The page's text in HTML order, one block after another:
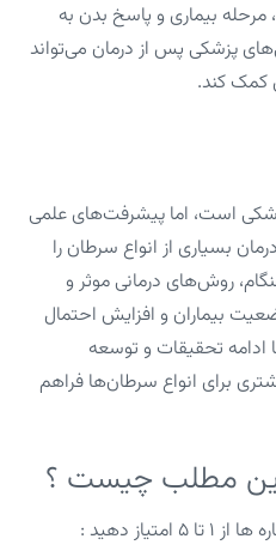
بیماری و پاسخ بدن به
پزشکی پس از درمان می‌تواند
کمک کند.
است، اما پیشرفت‌های علمی
بسیاری از انواع سرطان را
روش‌های درمانی موثر و
بیماران و افزایش احتمال
تحقیقات و توسعه
برای انواع سرطان‌ها فراهم
مطلب چیست ؟
دهید :